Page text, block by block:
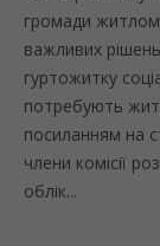
громади
важливих
гуртожитку
потребують
посиланням на
члени комісії
облік...